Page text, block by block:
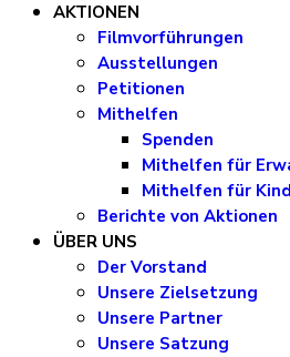
AKTIONEN
Filmvorführungen
Ausstellungen
Petitionen
Mithelfen
Spenden
Mithelfen für
Mithelfen für
Berichte von Aktionen
ÜBER UNS
Der Vorstand
Unsere Zielsetzung
Unsere Partner
Unsere Satzung